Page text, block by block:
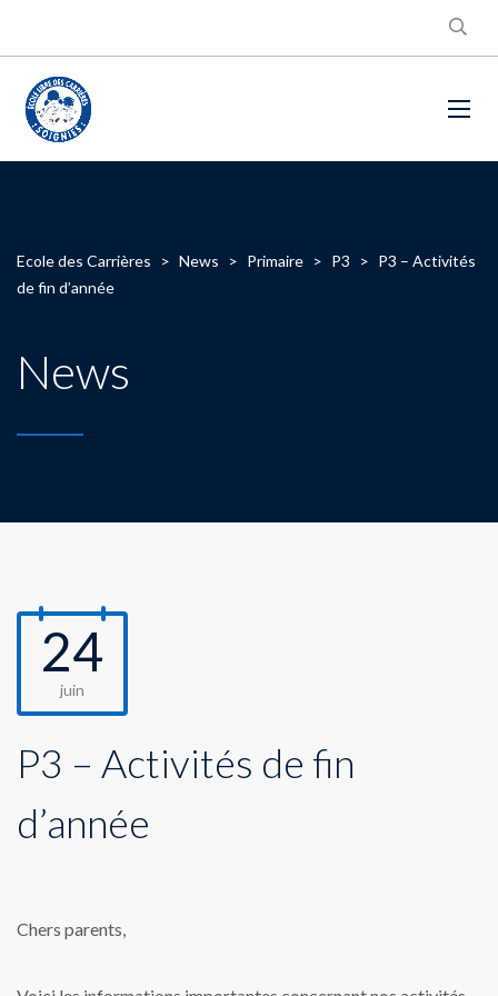
Ecole des Carrières > News > Primaire > P3 > P3 – Activités
de fin d’année
News
24
juin
P3 – Activités de fin
d’année
Chers parents,